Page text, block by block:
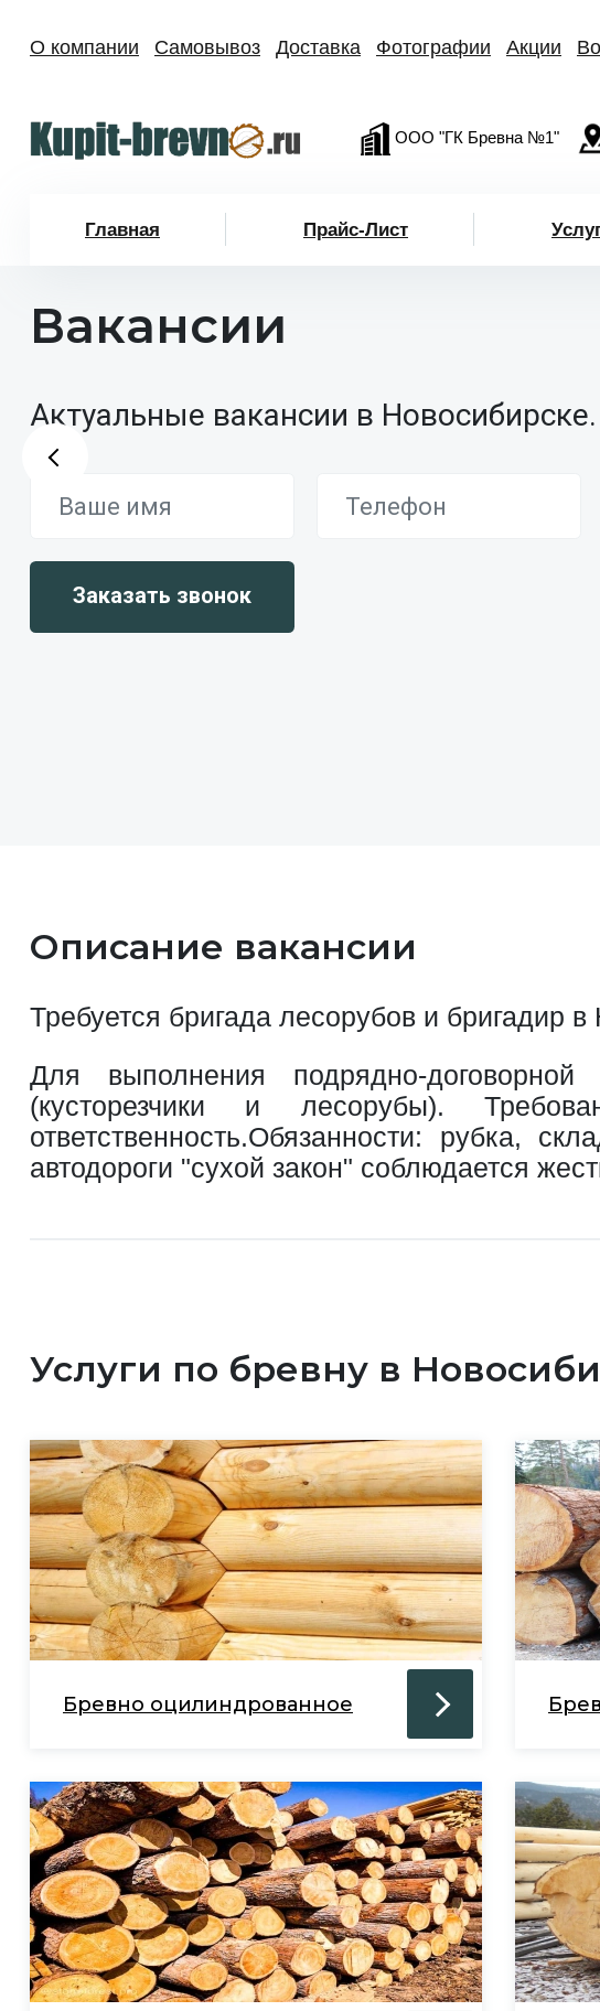
О компании Самовывоз Доставка Фотографии Акции
ООО "ГК Бревна №1"
Главная Прайс-Лист
Вакансии
Актуальные вакансии в Новосибирске.
Описание вакансии
Требуется бригада лесорубов и бригадир в
Для выполнения подрядно-
(кусторезчики и лесорубы).
ответственность.Обязанности: рубка,
автодороги "сухой закон" соблюдается
Услуги по бревну в
Бревно оцилиндрованное